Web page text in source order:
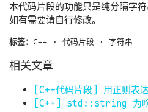
本代码片段的功能只是纯分隔字符
如有需要请自行修改。
标签： C++ · 代码片段 · 字符串
相关文章
[C++代码片段] 用正则表
[C++] std::string 为啥